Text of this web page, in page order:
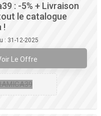
: -5% + Livraison
le catalogue
!
: 31-12-2025
Le Offre